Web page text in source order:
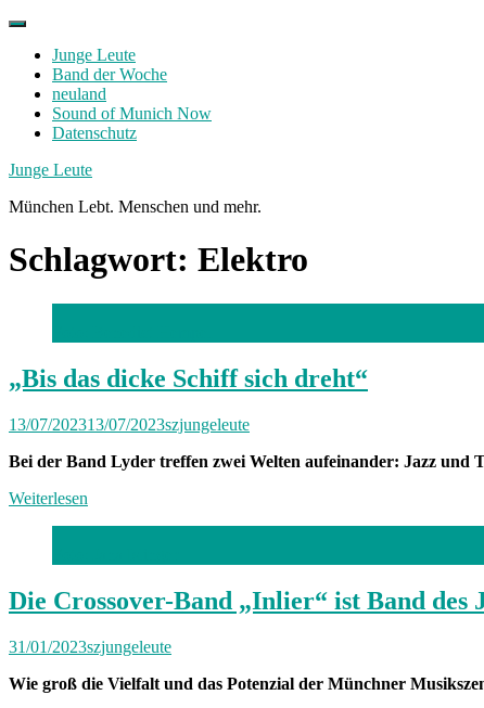
Skip
contentJunge Leute
Band der Woche
neuland
Sound of Munich Now
Datenschutz
Facebook
Twitter
Instagram
Junge Leute
München Lebt. Menschen und mehr.
Schlagwort: Elektro
„Bis das dicke Schiff sich dreht“
13/07/202313/07/2023szjungeleute
Bei der Band Lyder treffen zwei Welten aufeinander: Jazz und
Weiterlesen
Die Crossover-Band „Inlier“ ist Band des
31/01/2023szjungeleute
Wie groß die Vielfalt und das Potenzial der Münchner